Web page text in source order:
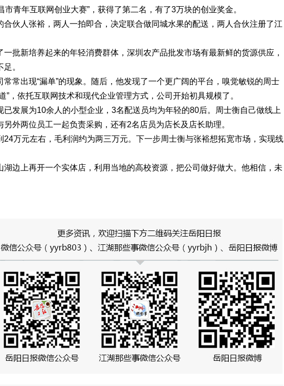
市青年互联网创业大赛”，获得了第二名，有了3万块的创业奖金。
合伙人张裕，两人一拍即合，决定联合做同城水果的配送，两人合伙注册了江
批新培养起来的年轻消费群体，深圳农产品批发市场有最新鲜的货源供应，
。
常出现“漏单”的现象。随后，他发现了一个更广阔的平台，嗅觉敏锐的周士
”，依托互联网技术和现代企业管理方式，公司开始初具规模了。
已发展为10余人的小型企业，3名配送员均为年轻的80后。周士衡自己做线上
外两位员工一起负责采购，还有2名店员为店长及店长助理。
24万元左右，毛利润约为两三万元。下一步周士衡与张裕想拓宽市场，实现线
湖边上再开一个实体店，利用当地的高校资源，把公司做好做大。他相信，未